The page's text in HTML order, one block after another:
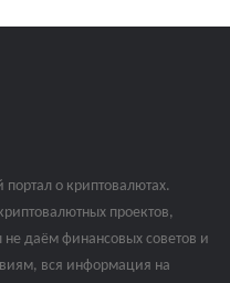
о криптовалютах.
проектов,
даём финансовых советов и
вся информация на